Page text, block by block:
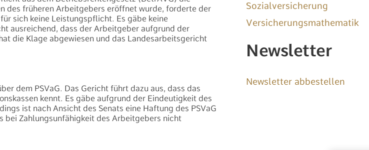
des früheren Arbeitgebers eröffnet wurde, forderte der
sich keine Leistungspflicht. Es gäbe keine
ausreichend, dass der Arbeitgeber aufgrund der
die Klage abgewiesen und das Landesarbeitsgericht
dem PSVaG. Das Gericht führt dazu aus, dass das
kennt. Es gäbe aufgrund der Eindeutigkeit des
ist nach Ansicht des Senats eine Haftung des PSVaG
Zahlungsunfähigkeit des Arbeitgebers nicht
Sozialversicherung
Versicherungsmathematik
Newsletter
Newsletter abbestellen